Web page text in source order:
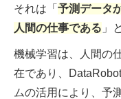
それは「 予測データ
人間の仕事である 」
機械学習は、人間の
在であり、
ムの活用により、予